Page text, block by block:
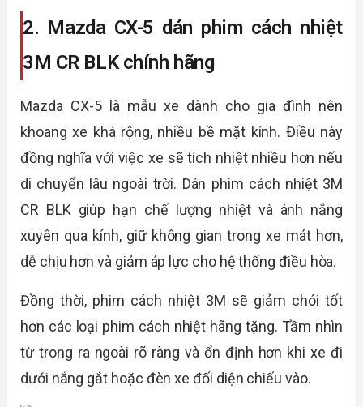
2. Mazda CX-5 dán phim cách nhiệt
3M CR BLK chính hãng
Mazda CX-5 là mẫu xe dành cho gia đình nên
khoang xe khá rộng, nhiều bề mặt kính. Điều này
đồng nghĩa với việc xe sẽ tích nhiệt nhiều hơn nếu
di chuyển lâu ngoài trời. Dán phim cách nhiệt 3M
CR BLK giúp hạn chế lượng nhiệt và ánh nắng
xuyên qua kính, giữ không gian trong xe mát hơn,
dễ chịu hơn và giảm áp lực cho hệ thống điều hòa.
Đồng thời, phim cách nhiệt 3M sẽ giảm chói tốt
hơn các loại phim cách nhiệt hãng tặng. Tầm nhìn
từ trong ra ngoài rõ ràng và ổn định hơn khi xe đi
dưới nắng gắt hoặc đèn xe đối diện chiếu vào.